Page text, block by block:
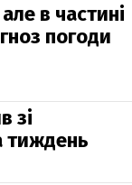
в частині
погоди
зі
тиждень